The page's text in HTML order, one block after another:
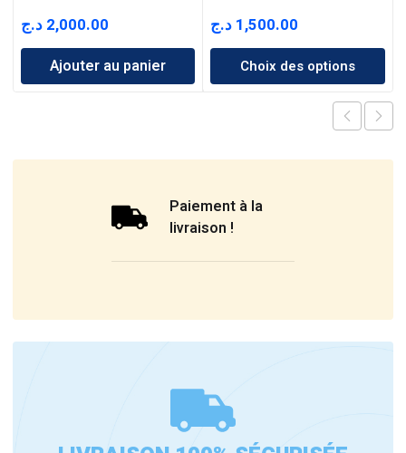
2,000.00 د.ج
Ajouter au panier
1,500.00 د.ج
Choix des options
Paiement à la
livraison !